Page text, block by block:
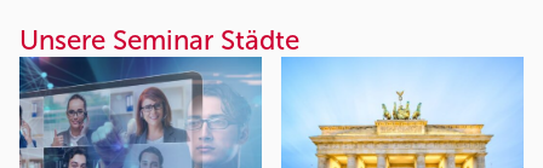
Unsere Seminar Städte